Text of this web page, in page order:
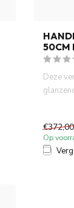
50CM
Deze
€372,00
Op